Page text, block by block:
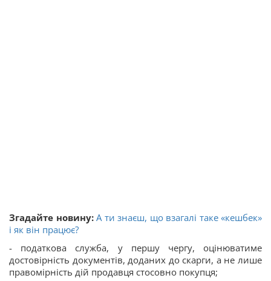
Згадайте новину: А ти знаєш, що взагалі таке «кешбек»
і як він працює?
- податкова служба, у першу чергу, оцінюватиме
достовірність документів, доданих до скарги, а не лише
правомірність дій продавця стосовно покупця;